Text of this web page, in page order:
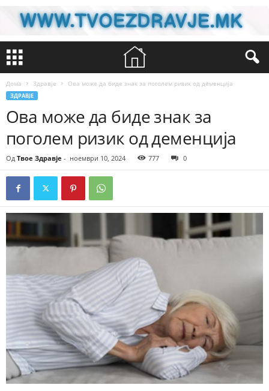
Дома Здравје Ова може да биде знак за поголем ризик од деменција
ЗДРАВЈЕ
Ова може да биде знак за
поголем ризик од деменција
Од Твое Здравје - ноември 10, 2024 777 0